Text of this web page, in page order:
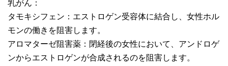
乳がん：
タモキシフェン：エストロゲン受容体に結合し、女性ホル
モンの働きを阻害します。
アロマターゼ阻害薬：閉経後の女性において、アンドロゲ
ンからエストロゲンが合成されるのを阻害します。